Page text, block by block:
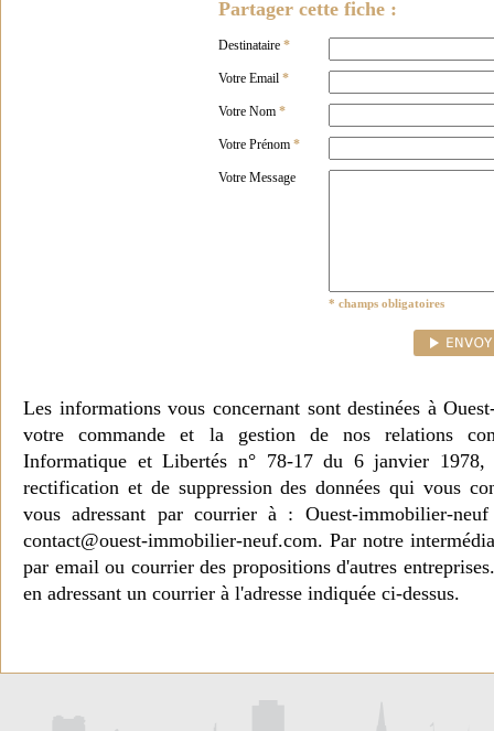
Partager cette fiche :
Destinataire *
Votre Email *
Votre Nom *
Votre Prénom *
Votre Message
* champs obligatoires
Les informations vous concernant sont destinées à
votre commande et la gestion de nos relations
Informatique et Libertés n° 78-17 du 6 janvier 1978,
rectification et de suppression des données qui vous
vous adressant par courrier à : Ouest-immobilier-
contact@ouest-immobilier-neuf.com. Par notre
par email ou courrier des propositions d'autres
en adressant un courrier à l'adresse indiquée ci-dessus.